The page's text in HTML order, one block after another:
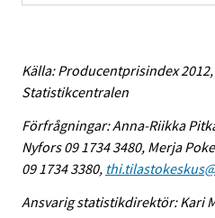
Källa: Producentprisindex
Statistikcentralen
Förfrågningar: Anna-Riikka
Nyfors 09 1734 3480, Merja
09 1734 3380,
Ansvarig statistikdirektör: Kari